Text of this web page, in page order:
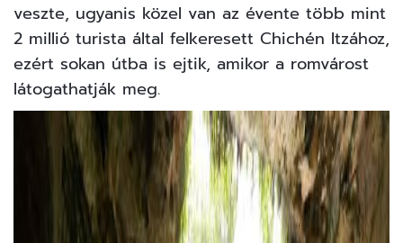
veszte, ugyanis közel van az évente több mint
2 millió turista által felkeresett Chichén Itzához,
ezért sokan útba is ejtik, amikor a romvárost
látogathatják meg.